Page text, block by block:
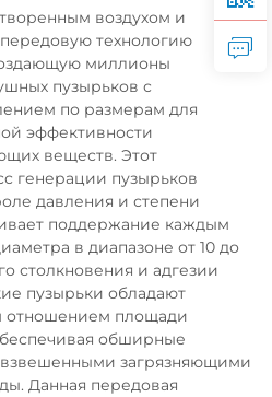
воздухом и
технологию
миллионы
пузырьков с
по размерам для
эффективности
веществ. Этот
генерации пузырьков
давления и степени
поддержание каждым
в диапазоне от 10 до
столкновения и адгезии
пузырьки обладают
отношением площади
обширные
взвешенными загрязняющими
Данная передовая